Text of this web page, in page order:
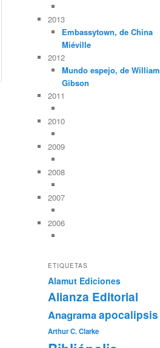
2013
Embassytown, de China
Miéville
2012
Mundo espejo, de William
Gibson
2011
2010
2009
2008
2007
2006
ETIQUETAS
Alamut Ediciones
Alianza Editorial
Anagramaapocalipsis
Arthur C. Clarke